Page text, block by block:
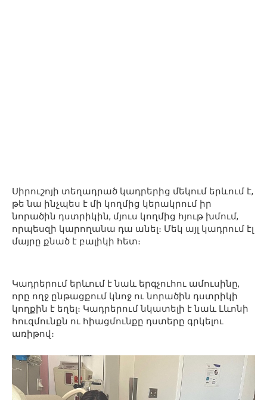
Սիրուշոյի տեղադրած կադրերից մեկում երևում է,
թե նա ինչպես է մի կողմից կերակրում իր
նորածին դստրիկին, մյուս կողմից հյութ խմում,
որպեսզի կարողանա դա անել։ Մեկ այլ կադրում էլ
մայրը քնած է բալիկի հետ։
Կադրերում երևում է նաև երգչուհու ամուսինը,
որը ողջ ընթացքում կնոջ ու նորածին դստրիկի
կողքին է եղել։ Կադրերում նկատելի է նաև Լևոնի
հուզմունքն ու հիացմունքը դստերը գրկելու
առիթով։